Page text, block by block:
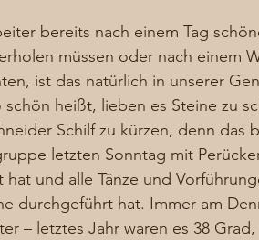
bereits nach einem Tag
müssen oder nach einem
ist das natürlich in unserer
schön heißt, lieben es Steine zu
Schilf zu kürzen, denn das
letzten Sonntag mit
und alle Tänze und
durchgeführt hat. Immer am
– letztes Jahr waren es 38